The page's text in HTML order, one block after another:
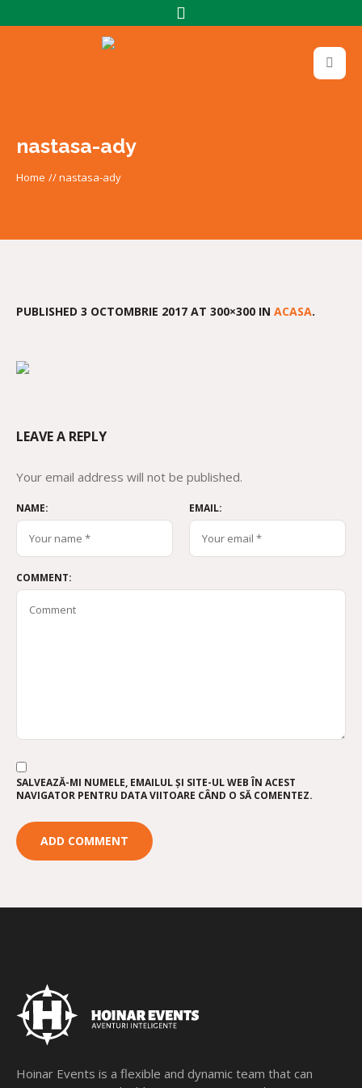
nastasa-ady
Home //nastasa-ady
PUBLISHED 3 OCTOMBRIE 2017 AT 300×300 IN ACASA.
LEAVE A REPLY
Your email address will not be published.
NAME: EMAIL:
COMMENT:
SALVEAZĂ-MI NUMELE, EMAILUL ȘI SITE-UL WEB ÎN ACEST
NAVIGATOR PENTRU DATA VIITOARE CÂND O SĂ COMENTEZ.
Hoinar Events is a flexible and dynamic team that can